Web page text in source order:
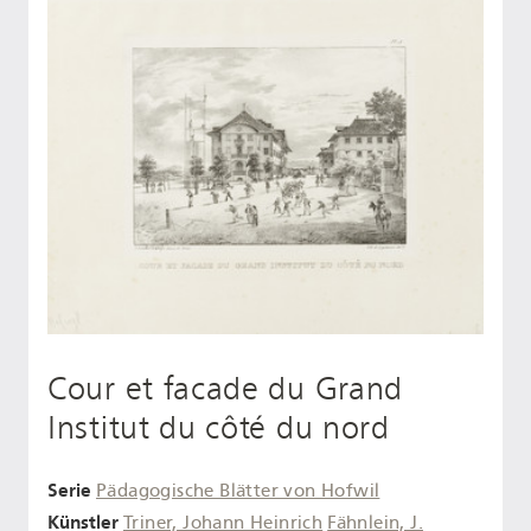
Cour et facade du Grand
Institut du côté du nord
Serie Pädagogische Blätter von Hofwil
Künstler Triner, Johann Heinrich Fähnlein, J.